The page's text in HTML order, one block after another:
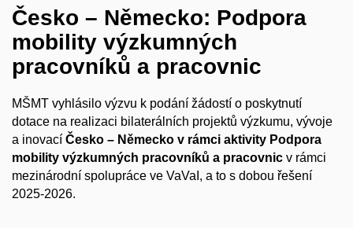
Česko – Německo: Podpora
mobility výzkumných
pracovníků a pracovnic
MŠMT vyhlásilo výzvu k podání žádostí o poskytnutí
dotace na realizaci bilaterálních projektů výzkumu, vývoje
a inovací Česko – Německo v rámci aktivity Podpora
mobility výzkumných pracovníků a pracovnic v rámci
mezinárodní spolupráce ve VaVaI, a to s dobou řešení
2025-2026.